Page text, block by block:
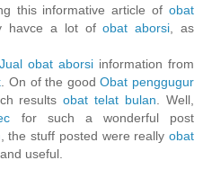
this informative article of obat
havce a lot ofobat aborsi , as
Jual obat aborsiinformation from
. On of the goodObat penggugur
resultsobat telat bulan . Well,
for such a wonderful post
, the stuff posted were really obat
useful.